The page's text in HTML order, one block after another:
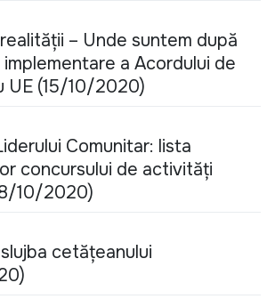
– Unde suntem după
implementare a Acordului de
UE (15/10/2020)
Comunitar: lista
concursului de activități
10/2020)
cetățeanului